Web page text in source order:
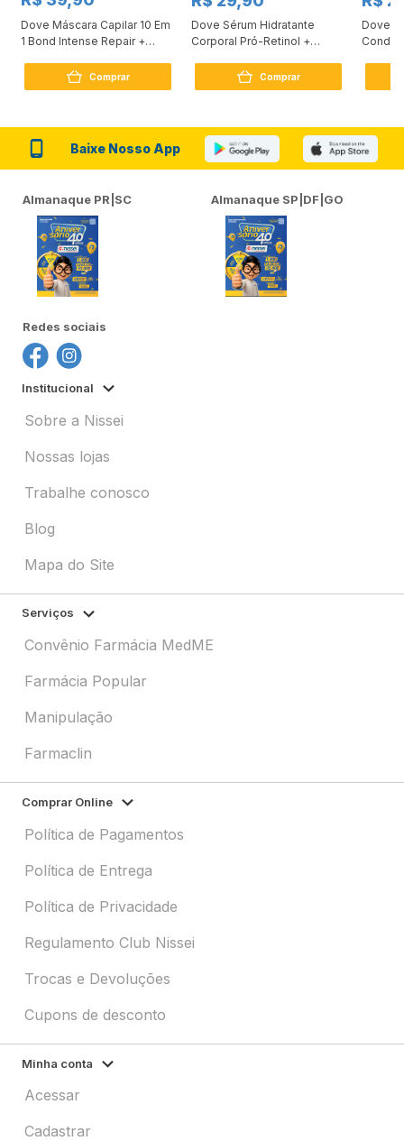
Dove Máscara Capilar 10 Em
1 Bond Intense Repair +
Comprar
Dove Sérum Hidratante
Corporal Pró-Retinol +
Comprar
Dove
Baixe Nosso App
Almanaque PR|SC Almanaque SP|DF|GO
Redes sociais
Institucional
Sobre a Nissei
Nossas lojas
Trabalhe conosco
Blog
Mapa do Site
Serviços
Convênio Farmácia MedME
Farmácia Popular
Manipulação
Farmaclin
Comprar Online
Política de Pagamentos
Política de Entrega
Política de Privacidade
Regulamento Club Nissei
Trocas e Devoluções
Cupons de desconto
Minha conta
Acessar
Cadastrar